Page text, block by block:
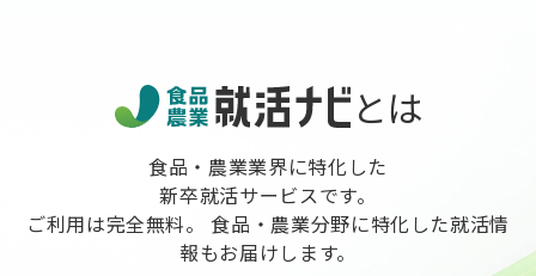
※筆記試験合格者のみ
※最終面接の開始時間は合格通知とと
た方から1day内定セミナーを終了とさ
せていただきます。
＝＝＝＝＝＝＝＝＝＝＝＝
◆事前提出物
履歴書（写真貼付・形式自由）
1ヶ月でスピ
日程をご用意
合の良い日
とは
食品・農業業界に特化した
新卒就活サービスです。
ご利用は完全無料。 食品・農業分野に特化した就活情
報もお届けします。